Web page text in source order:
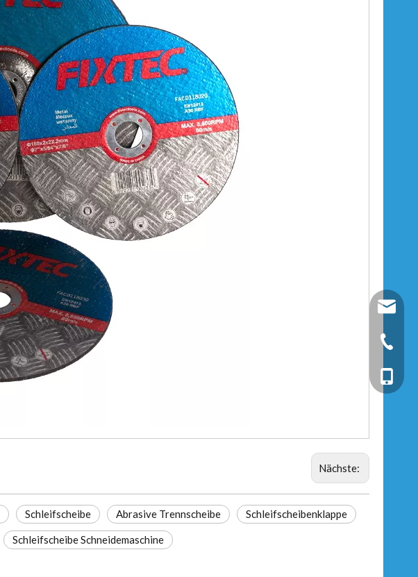
Nächste:
Schleifscheibe Abrasive Trennscheibe Schleifscheibenklappe
Schleifscheibe Schneidemaschine
+86-25-